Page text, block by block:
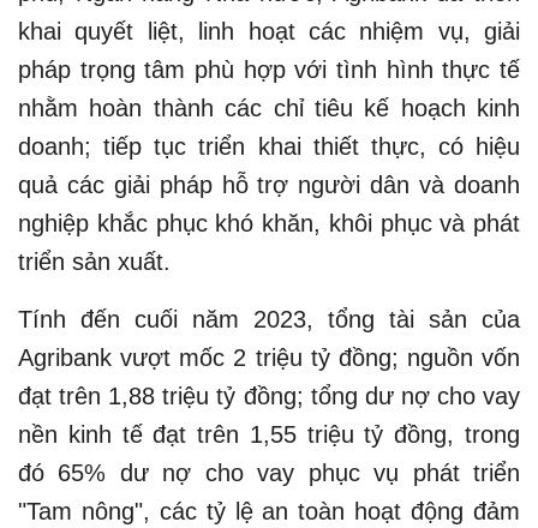
khai quyết liệt, linh hoạt các nhiệm vụ, giải
pháp trọng tâm phù hợp với tình hình thực tế
nhằm hoàn thành các chỉ tiêu kế hoạch kinh
doanh; tiếp tục triển khai thiết thực, có hiệu
quả các giải pháp hỗ trợ người dân và doanh
nghiệp khắc phục khó khăn, khôi phục và phát
triển sản xuất.
Tính đến cuối năm 2023, tổng tài sản của
Agribank vượt mốc 2 triệu tỷ đồng; nguồn vốn
đạt trên 1,88 triệu tỷ đồng; tổng dư nợ cho vay
nền kinh tế đạt trên 1,55 triệu tỷ đồng, trong
đó 65% dư nợ cho vay phục vụ phát triển
"Tam nông", các tỷ lệ an toàn hoạt động đảm